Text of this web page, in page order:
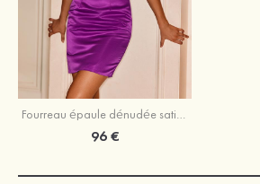
Fourreau épaule dénudée satin courte/mini robe de fête de la rentrée
96 €